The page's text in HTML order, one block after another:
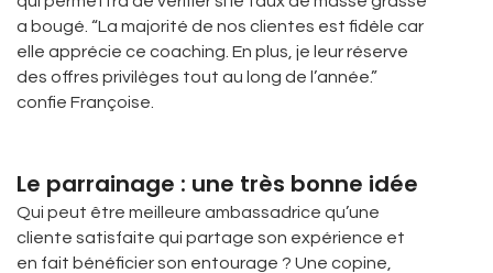
a bougé. “La majorité de nos clientes est fidèle car
elle apprécie ce coaching. En plus, je leur réserve
des offres privilèges tout au long de l’année.”
confie Françoise.
Le parrainage : une très bonne idée
Qui peut être meilleure ambassadrice qu’une
cliente satisfaite qui partage son expérience et
en fait bénéficier son entourage ? Une copine,